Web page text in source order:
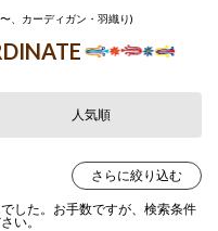
、カーディガン・羽織り)
人気順
さらに絞り込む
した。お手数ですが、検索条件
い。